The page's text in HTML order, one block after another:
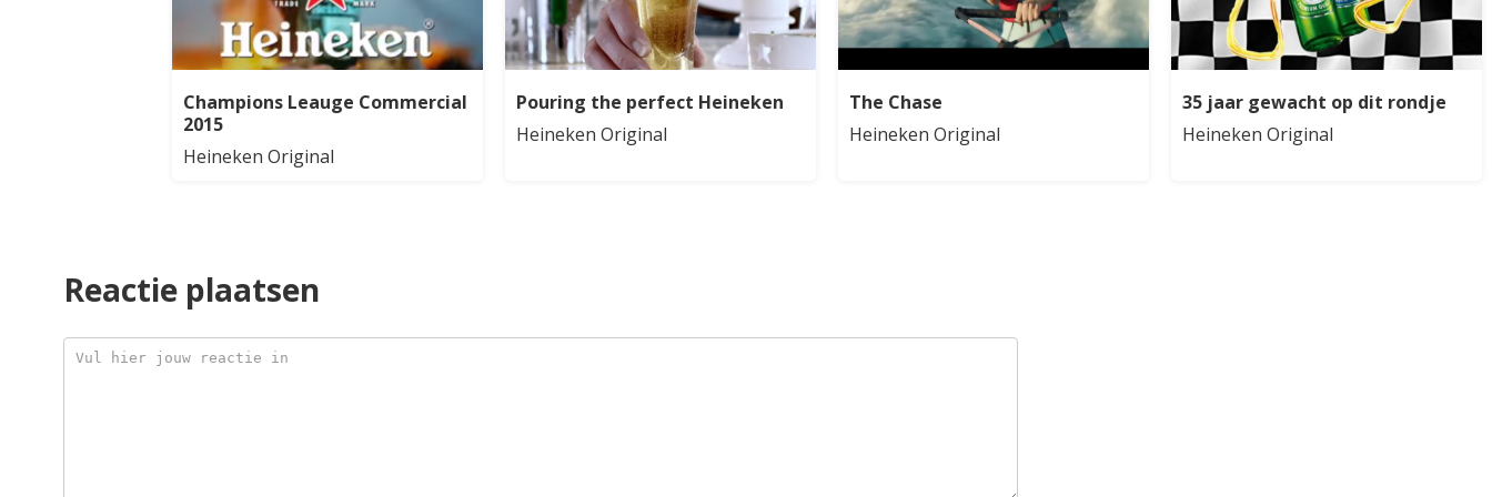
Champions Leauge Commercial
2015
Heineken Original
Pouring the perfect Heineken
Heineken Original
The Chase
Heineken Original
35 jaar gewacht op dit rondje
Heineken Original
Reactie plaatsen